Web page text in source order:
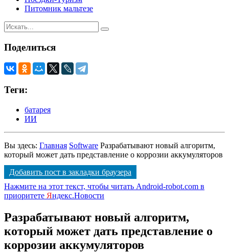
Питомник мальтезе
Поделиться
Теги:
батарея
ИИ
Вы здесь: Главная Software Разрабатывают новый алгоритм,
который может дать представление о коррозии аккумуляторов
Добавить пост в закладки браузера
Нажмите на этот текст, чтобы читать Android-robot.com в
приоритете Яндекс.Новости
Разрабатывают новый алгоритм,
который может дать представление о
коррозии аккумуляторов